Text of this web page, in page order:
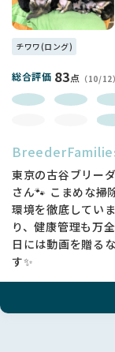
切に育てています。
生き物ですので想
ません。
大きさや外見にこ
さい。
一度家族にお迎え
大切にしてくださ
⚠️お問い合わせの
低限のマナーを守
長文最後までお読
ありがとうございま
チワワ(ロング)
総合評価 83点 （10/12）
東京の古谷ブリー
さん🐾 こまめな掃
環境を徹底してい
り、健康管理も万
日には動画を贈る
す✨